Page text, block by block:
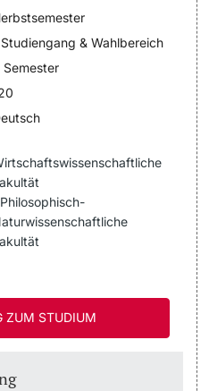
Studiengang & Wahlbereich
Semester
Philosophisch-
ZUM STUDIUM